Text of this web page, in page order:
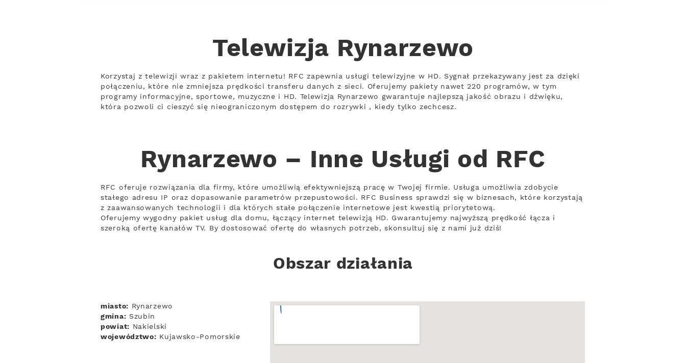
Telewizja Rynarzewo
Korzystaj z telewizji wraz z pakietem internetu! RFC zapewnia usługi telewizyjne w HD. Sygnał przekazywany jest za dzięki
połączeniu, które nie zmniejsza prędkości transferu danych z sieci. Oferujemy pakiety nawet 220 programów, w tym
programy informacyjne, sportowe, muzyczne i HD. Telewizja Rynarzewo gwarantuje najlepszą jakość obrazu i dźwięku,
która pozwoli ci cieszyć się nieograniczonym dostępem do rozrywki , kiedy tylko zechcesz.
Rynarzewo – Inne Usługi od RFC
RFC oferuje rozwiązania dla firmy, które umożliwią efektywniejszą pracę w Twojej firmie. Usługa umożliwia zdobycie
stałego adresu IP oraz dopasowanie parametrów przepustowości. RFC Business sprawdzi się w biznesach, które korzystają
z zaawansowanych technologii i dla których stałe połączenie internetowe jest kwestią priorytetową.
Oferujemy wygodny pakiet usług dla domu, łączący internet telewizją HD. Gwarantujemy najwyższą prędkość łącza i
szeroką ofertę kanałów TV. By dostosować ofertę do własnych potrzeb, skonsultuj się z nami już dziś!
Obszar działania
miasto: Rynarzewo
gmina: Szubin
powiat: Nakielski
województwo: Kujawsko-Pomorskie